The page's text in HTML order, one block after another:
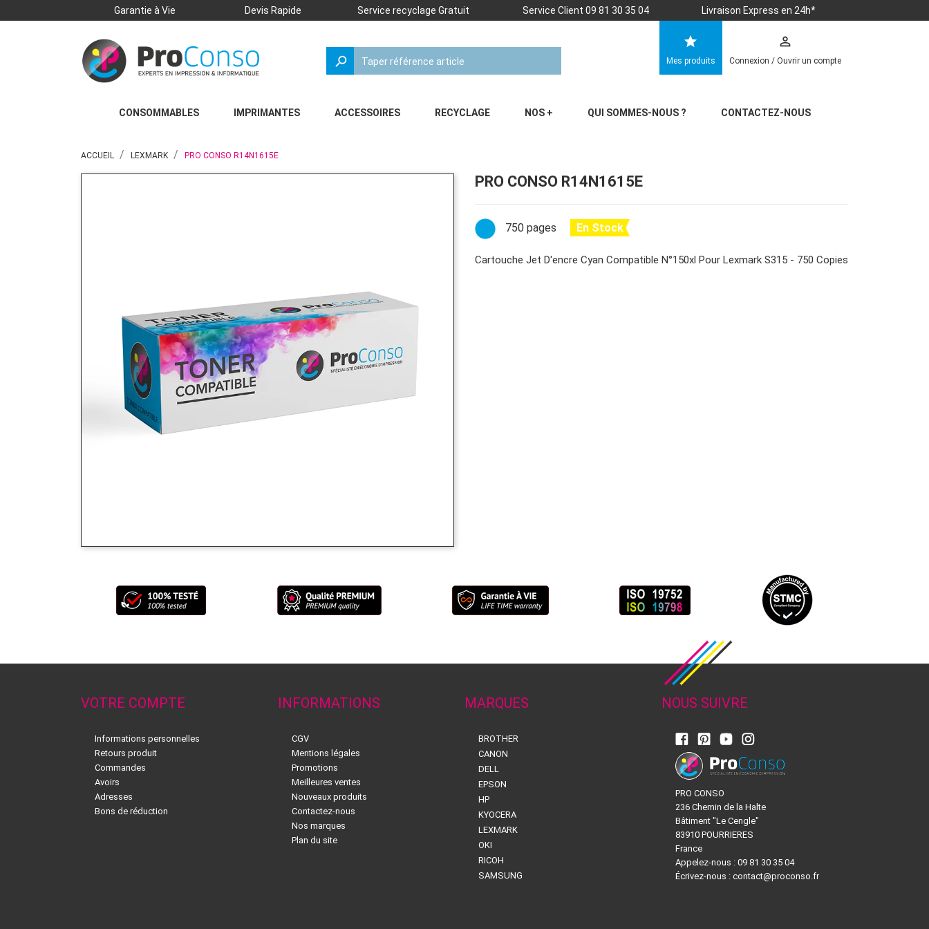
Garantie à Vie Devis Rapide Service recyclage Gratuit Service Client 09 81 30 35 04 Livraison Express en 24h*
star
Mes produits
perm_identity
Connexion / Ouvrir un compte
search
CONSOMMABLES IMPRIMANTES ACCESSOIRES RECYCLAGE NOS + QUI SOMMES-NOUS ? CONTACTEZ-NOUS
ACCUEIL LEXMARK PRO CONSO R14N1615E
PRO CONSO R14N1615E
750 pages En Stock
Cartouche Jet D'encre Cyan Compatible N°150xl Pour Lexmark S315 - 750 Copies
VOTRE COMPTE
Informations personnelles
Retours produit
Commandes
Avoirs
Adresses
Bons de réduction
INFORMATIONS
CGV
Mentions légales
Promotions
Meilleures ventes
Nouveaux produits
Contactez-nous
Nos marques
Plan du site
MARQUES
BROTHER
CANON
DELL
EPSON
HP
KYOCERA
LEXMARK
OKI
RICOH
SAMSUNG
NOUS SUIVRE
PRO CONSO
236 Chemin de la Halte
Bâtiment "Le Cengle"
83910 POURRIERES
France
Appelez-nous : 09 81 30 35 04
Écrivez-nous : contact@proconso.fr